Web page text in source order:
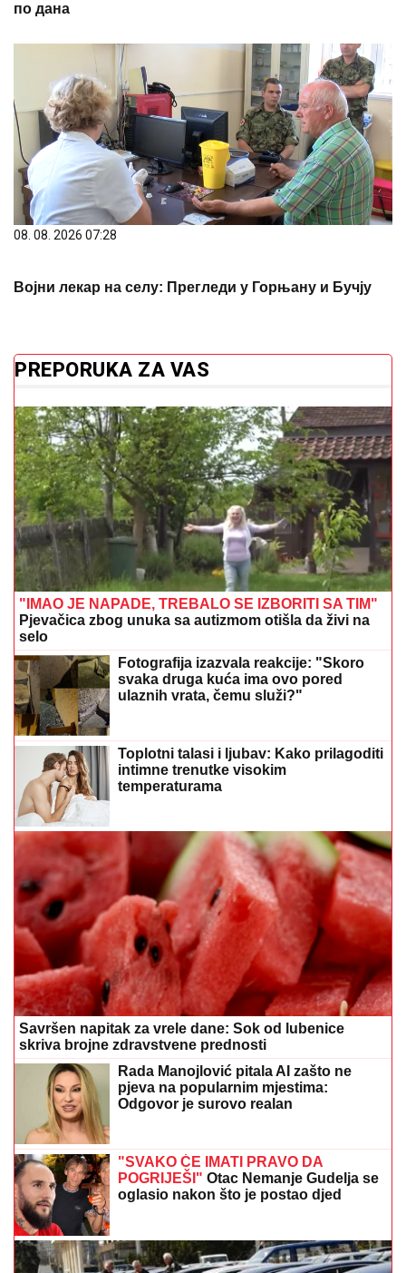
по дана
08. 08. 2026 07:28
Војни лекар на селу: Прегледи у Горњану и Бучју
PREPORUKA ZA VAS
"IMAO JE NAPADE, TREBALO SE IZBORITI SA TIM"
Pjevačica zbog unuka sa autizmom otišla da živi na
selo
Fotografija izazvala reakcije: "Skoro
svaka druga kuća ima ovo pored
ulaznih vrata, čemu služi?"
Toplotni talasi i ljubav: Kako prilagoditi
intimne trenutke visokim
temperaturama
Savršen napitak za vrele dane: Sok od lubenice
skriva brojne zdravstvene prednosti
Rada Manojlović pitala AI zašto ne
pjeva na popularnim mjestima:
Odgovor je surovo realan
"SVAKO ĆE IMATI PRAVO DA
POGRIJEŠI" Otac Nemanje Gudelja se
oglasio nakon što je postao djed